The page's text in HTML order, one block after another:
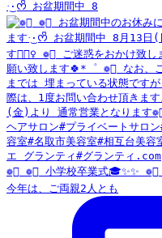
·͜·ᰔᩚ お盆期間中 8
❁⃘ ❁⃘ 小学校卒業式🎓✨✨ ❁⃘
今年は、ご両親2人とも